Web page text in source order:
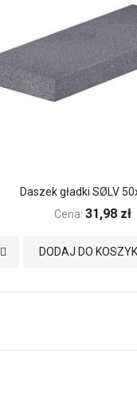
Daszek gładki SØLV
Cena: 31,98 zł
DODAJ DO
Dodaj